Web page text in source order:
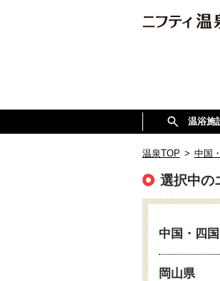
温浴施
温泉TOP > 中国
選択中の
中国・四国
岡山県